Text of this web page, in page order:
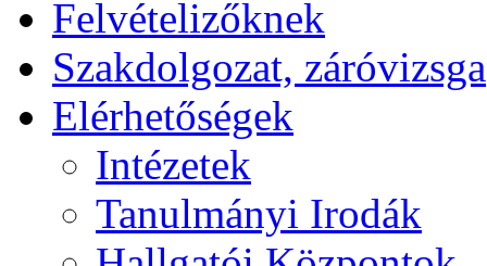
Felvételizőknek
Szakdolgozat, záróvizsga
Elérhetőségek
Intézetek
Tanulmányi Irodák